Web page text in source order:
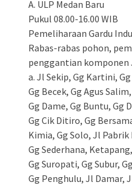
A. ULP Medan Baru
Pukul 08.00-16.00 WIB
Pemeliharaan Gardu
Rabas-rabas pohon,
penggantian komponen
a. Jl Sekip, Gg Kartini,
Gg Becek, Gg Agus
Gg Dame, Gg Buntu, Gg
Gg Cik Ditiro, Gg
Kimia, Gg Solo, Jl Pabrik
Gg Sederhana,
Gg Suropati, Gg Subur,
Gg Penghulu, Jl Damar,